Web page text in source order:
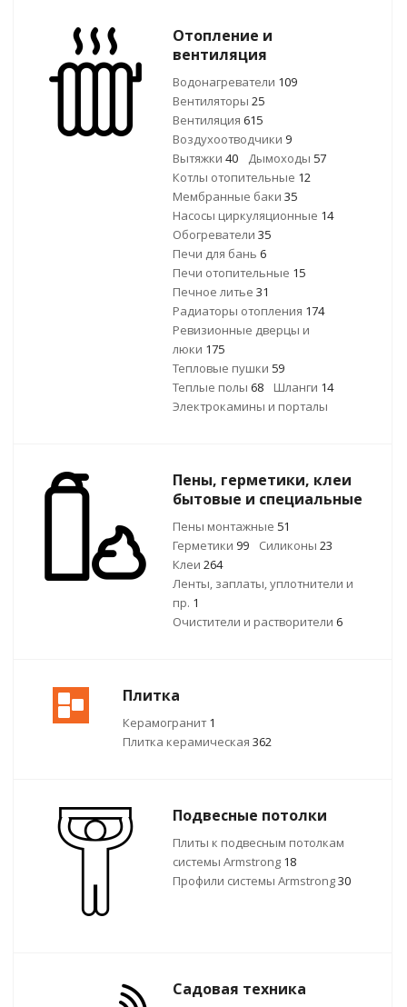
Отопление и
вентиляция
Водонагреватели 109
Вентиляторы 25
Вентиляция 615
Воздухоотводчики 9
Вытяжки 40 Дымоходы 57
Котлы отопительные 12
Мембранные баки 35
Насосы циркуляционные 14
Обогреватели 35
Печи для бань 6
Печи отопительные 15
Печное литье 31
Радиаторы отопления 174
Ревизионные дверцы и
люки 175
Тепловые пушки 59
Теплые полы 68 Шланги 14
Электрокамины и порталы
Пены, герметики, клеи
бытовые и специальные
Пены монтажные 51
Герметики 99 Силиконы 23
Клеи 264
Ленты, заплаты, уплотнители и
пр. 1
Очистители и растворители 6
Плитка
Керамогранит1
Плитка керамическая 362
Подвесные потолки
Плиты к подвесным потолкам
системы Armstrong 18
Профили системы Armstrong30
Садовая техника